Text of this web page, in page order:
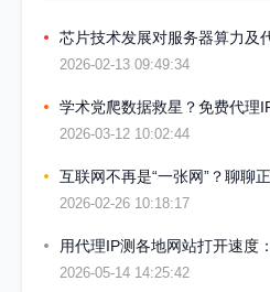
芯片技术发展对服务器算力及
2026-02-13 09:49:34
学术党爬数据救星？免费代理
2026-03-12 10:02:44
互联网不再是“一张网”？聊聊
2026-02-26 10:18:17
2026-05-14 14:25:42